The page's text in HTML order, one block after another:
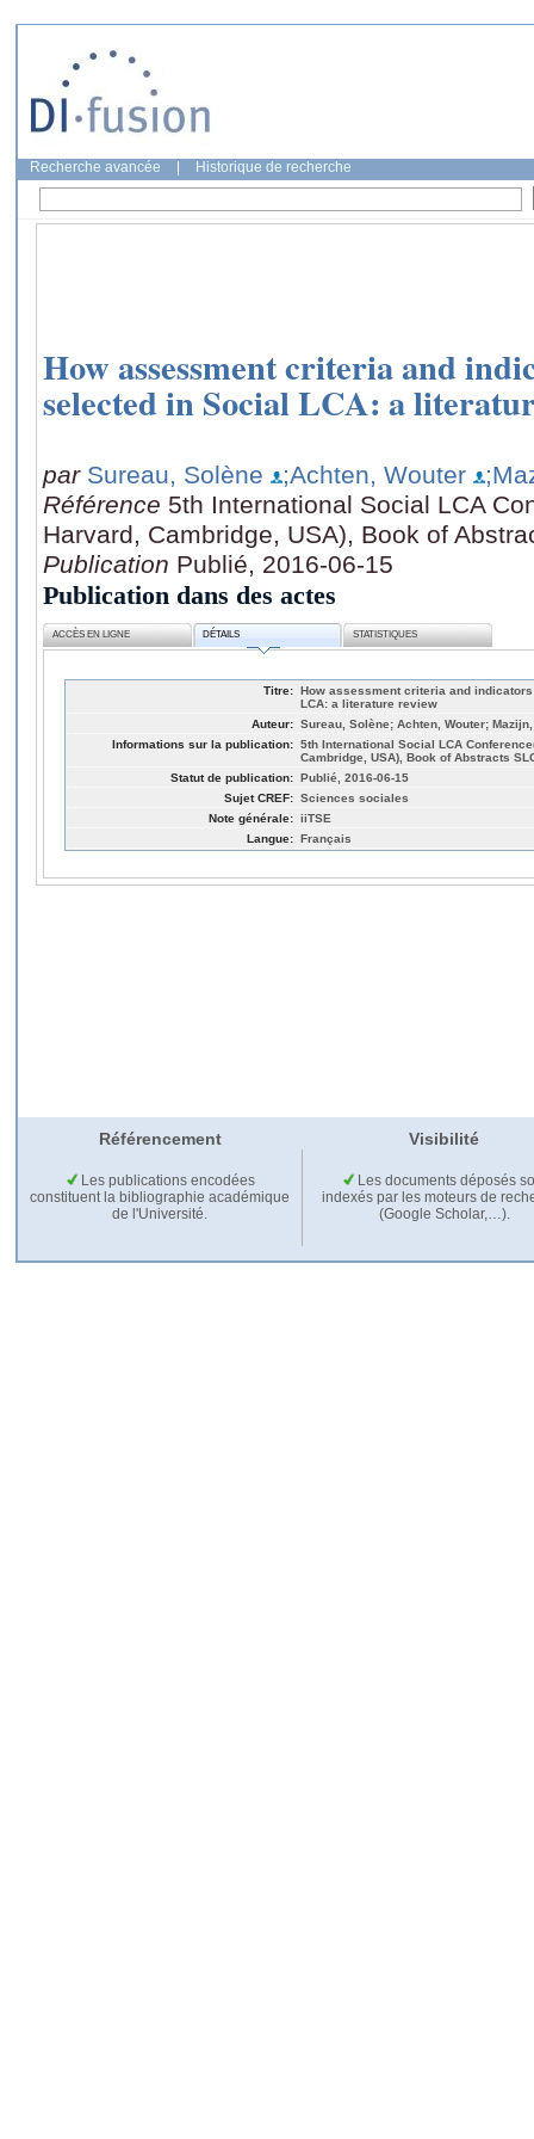
Recherche avancée Historique de recherche
How assessment criteria and
selected in Social LCA: a
par Sureau, Solène ;Achten, Wouter
Référence 5th International Social LCA
Harvard, Cambridge, USA), Book of
Publication Publié, 2016-06-15
Publication dans des actes
ACCÈS EN LIGNE DÉTAILS STATISTIQUES
Titre: How assessment criteria and
LCA: a literature review
Auteur: Sureau, Solène; Achten, Wouter;
Informations sur la publication: 5th International Social LCA
Cambridge, USA), Book of Abstracts
Statut de publication: Publié, 2016-06-15
Sujet CREF: Sciences sociales
Note générale: iiTSE
Langue: Français
Référencement Visibilité
Les publications encodées
constituent la bibliographie académique
de l'Université.
Les documents déposés
indexés par les moteurs de
(Google Scholar,…).